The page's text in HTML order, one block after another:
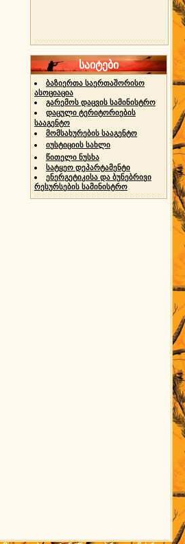
საიტები
ბაზიერთა საერთაშორისო
ასოციაცია
გარემოს დაცვის სამინისტრო
დაცული ტერიტორიების
სააგენტო
მომსახურების სააგენტო
იუსტიციის სახლი
წითელი ნუსხა
სატყეო დეპარტამენტი
ენერგეტიკისა და ბუნებრივი
რესურსების სამინისტრო